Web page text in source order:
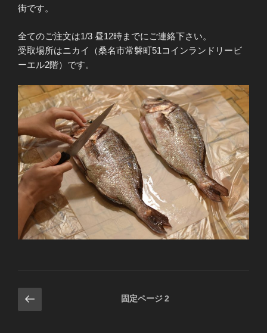
街です。
全てのご注文は1/3 昼12時までにご連絡下さい。
受取場所はニカイ（桑名市常磐町51コインランドリービ
ーエル2階）です。
投
稿
前
の
固定ページ2